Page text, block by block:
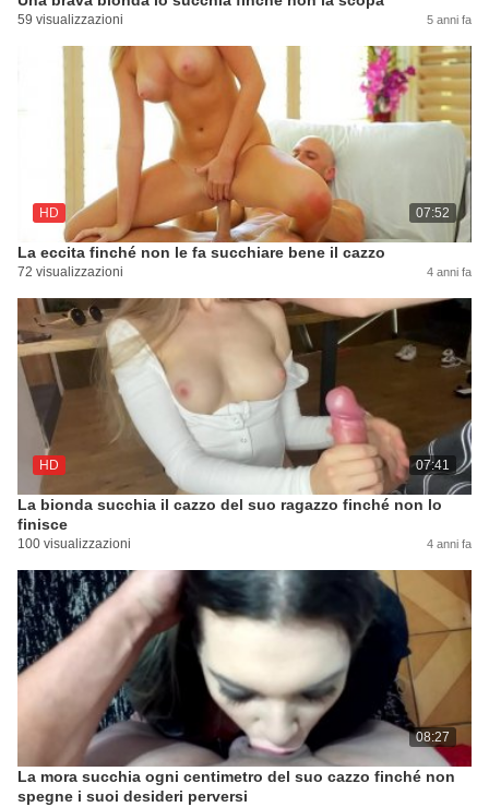
59 visualizzazioni 5 anni fa
HD 07:52
La eccita finché non le fa succhiare bene il cazzo
72 visualizzazioni 4 anni fa
HD 07:41
La bionda succhia il cazzo del suo ragazzo finché non lo
finisce
100 visualizzazioni 4 anni fa
08:27
La mora succhia ogni centimetro del suo cazzo finché non
spegne i suoi desideri perversi